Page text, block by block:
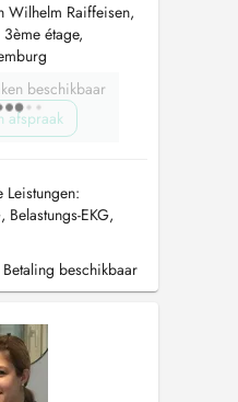
Wilhelm Raiffeisen,
étage,
beschikbaar
afspraak
Leistungen:
EKG,
(inkl.
des
beschikbaar